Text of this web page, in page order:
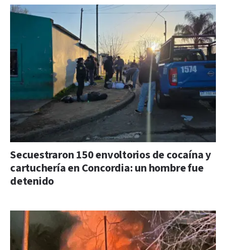
Secuestraron 150 envoltorios de cocaína y
cartuchería en Concordia: un hombre fue
detenido